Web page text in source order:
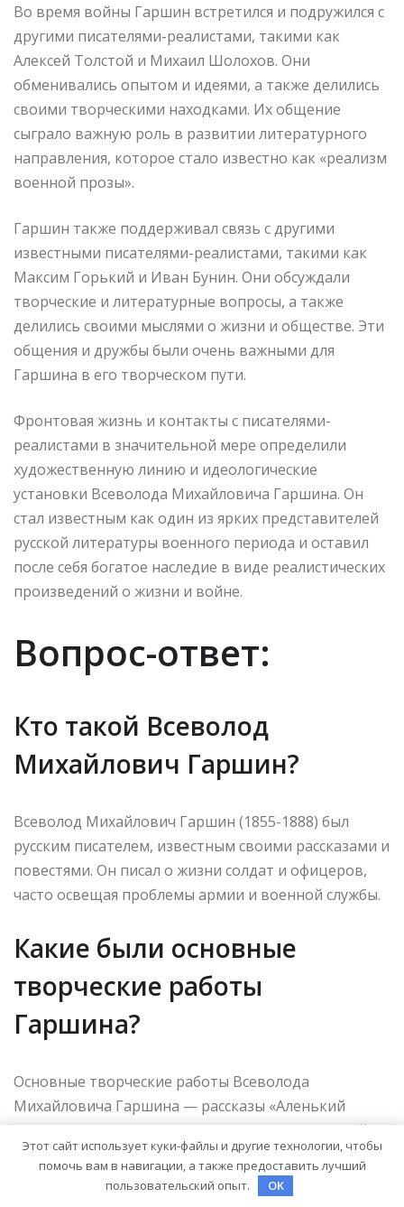
Во время войны Гаршин встретился и подружился с
другими писателями-реалистами, такими как
Алексей Толстой и Михаил Шолохов. Они
обменивались опытом и идеями, а также делились
своими творческими находками. Их общение
сыграло важную роль в развитии литературного
направления, которое стало известно как «реализм
военной прозы».
Гаршин также поддерживал связь с другими
известными писателями-реалистами, такими как
Максим Горький и Иван Бунин. Они обсуждали
творческие и литературные вопросы, а также
делились своими мыслями о жизни и обществе. Эти
общения и дружбы были очень важными для
Гаршина в его творческом пути.
Фронтовая жизнь и контакты с писателями-
реалистами в значительной мере определили
художественную линию и идеологические
установки Всеволода Михайловича Гаршина. Он
стал известным как один из ярких представителей
русской литературы военного периода и оставил
после себя богатое наследие в виде реалистических
произведений о жизни и войне.
Вопрос-ответ:
Кто такой Всеволод
Михайлович Гаршин?
Всеволод Михайлович Гаршин (1855-1888) был
русским писателем, известным своими рассказами и
повестями. Он писал о жизни солдат и офицеров,
часто освещая проблемы армии и военной службы.
Какие были основные
творческие работы
Гаршина?
Основные творческие работы Всеволода
Михайловича Гаршина — рассказы «Аленький
цветочек», «Чумаки», «Моя душенька», «Соловей»,
«Кабачок», «Пьесы-стрелки». Эти произведения
принесли ему признание и популярность.
Этот сайт использует куки-файлы и другие технологии, чтобы
помочь вам в навигации, а также предоставить лучший
пользовательский опыт.
OK